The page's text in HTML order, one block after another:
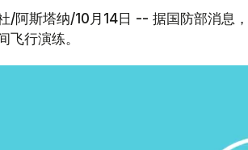
/阿斯塔纳/10月14日 -- 据国防部消息
飞行演练。